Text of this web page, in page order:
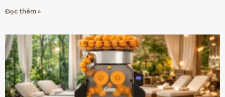
Đọc thêm »